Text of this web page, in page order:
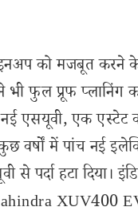
को मजबूत करने
फुल प्रूफ प्लानिंग
एसयूवी, एक एस्टेट
वर्षों में पांच नई
पर्दा हटा दिया।
XUV400